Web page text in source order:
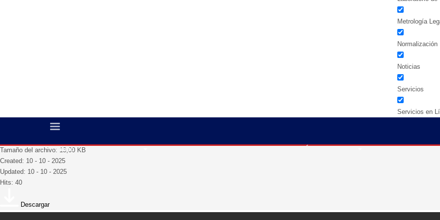
Metrología
Normalización
Noticias
Servicios
Servicios en
Inicio Sobre Nosotros Transparencia Noticias Servicios Áreas Técnicas TIENDAS DE
Estadística Tercer Trimestre DPTO. Normas De Servicios 2025
Tamaño del archivo: 13,00 KB
Created: 10 - 10 - 2025
Updated: 10 - 10 - 2025
Hits: 40
Descargar